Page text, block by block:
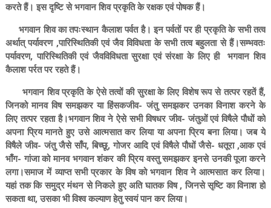
करते हैं। इस दृष्टि से भगवान शिव प्रकृति के रक्षक एवं पोषक हैं।
भगवान शिव का तपःस्थान कैलाश पर्वत है। इन पर्वतों पर ही प्रकृति के सभी तत्व
अर्थात् पर्यावरण ,पारिस्थितिकी एवं जैव विविधता के सभी तत्व बहुलता से हैं।सम्भवतः
पर्यावरण, पारिस्थितिकी एवं जैवविविधता सुरक्षा एवं संरक्षा के लिए ही भगवान शिव
कैलाश पर्रत पर रहते हैं।
भगवान शिव प्रकृति के ऐसे तत्वों की सुरक्षा के लिए विशेष रूप से तत्पर रहतें हैं,
जिनको मानव विष समझकर या हिंसकजीव- जंतु समझकर उनका विनाश करने के
लिए तत्पर रहता है।भगवान शिव ने ऐसे सभी विषधर जीव- जंतुओं एवं विषैले पौधों को
अपना प्रिय मानते हुए उसे आत्मसात कर लिया या अपना प्रिय बना लिया। जब ये
विषैले जीव- जंतु जैसे साँप, बिच्छू, गोजर आदि एवं विषैले पौधों जैसे- धतूरा ,आक एवं
भाँग- गांजा को मानव भगवान शंकर की प्रिय वस्तु समझकर इनसे उनकी पूजा करने
लगा।समाज में व्याप्त सभी प्रकार के विष को भगवान शिव ने आत्मसात कर लिया।
यहां तक कि समुद्र मंथन से निकले हुए अति घातक विष , जिनसे सृष्टि का विनाश हो
सकता था, उसका भी विश्व कल्याण हेतु स्वयं पान कर लिया।